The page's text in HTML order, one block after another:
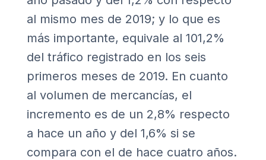
al mismo mes de 2019; y lo que es
más importante, equivale al 101,2%
del tráfico registrado en los seis
primeros meses de 2019. En cuanto
al volumen de mercancías, el
incremento es de un 2,8% respecto
a hace un año y del 1,6% si se
compara con el de hace cuatro años.